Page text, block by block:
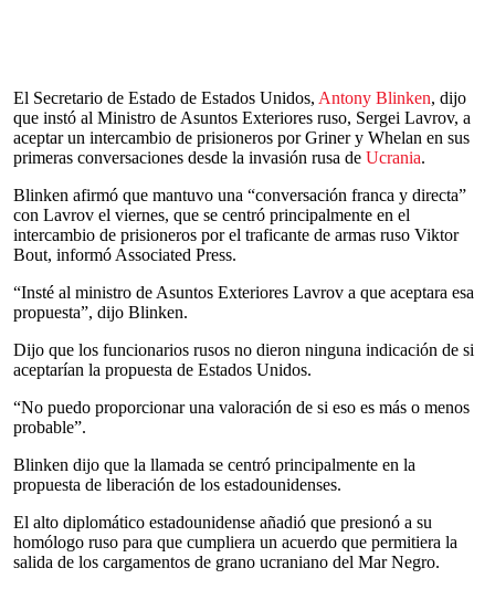
El Secretario de Estado de Estados Unidos, Antony Blinken, dijo
que instó al Ministro de Asuntos Exteriores ruso, Sergei Lavrov, a
aceptar un intercambio de prisioneros por Griner y Whelan en sus
primeras conversaciones desde la invasión rusa de Ucrania.
Blinken afirmó que mantuvo una “conversación franca y directa”
con Lavrov el viernes, que se centró principalmente en el
intercambio de prisioneros por el traficante de armas ruso Viktor
Bout, informó Associated Press.
“Insté al ministro de Asuntos Exteriores Lavrov a que aceptara esa
propuesta”, dijo Blinken.
Dijo que los funcionarios rusos no dieron ninguna indicación de si
aceptarían la propuesta de Estados Unidos.
“No puedo proporcionar una valoración de si eso es más o menos
probable”.
Blinken dijo que la llamada se centró principalmente en la
propuesta de liberación de los estadounidenses.
El alto diplomático estadounidense añadió que presionó a su
homólogo ruso para que cumpliera un acuerdo que permitiera la
salida de los cargamentos de grano ucraniano del Mar Negro.